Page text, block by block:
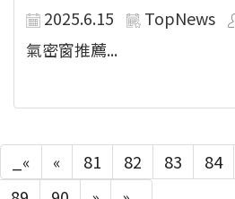
2025.6.15 TopNews
氣密窗推薦...
_« « 81 82 83 84